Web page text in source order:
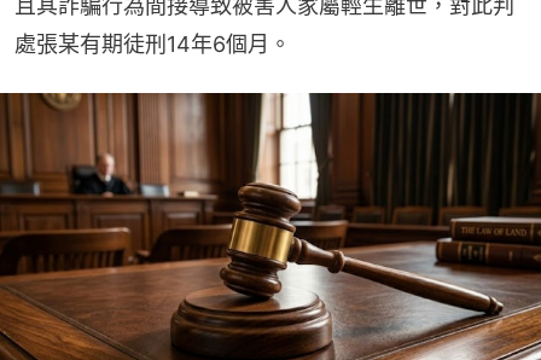
處張某有期徒刑14年6個月。